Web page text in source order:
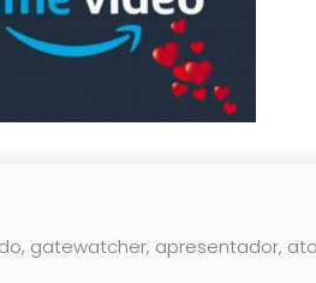
gatewatcher, apresentador,